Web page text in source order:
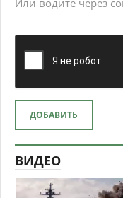
ДОБАВИТЬ
ВИДЕО